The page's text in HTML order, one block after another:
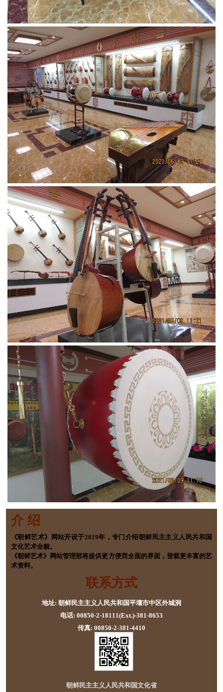
介 绍
《朝鲜艺术》网站开设于2019年，专门介绍朝鲜民主主义人民共和国
文化艺术全貌。
《朝鲜艺术》网站管理部将提供更方便而全面的界面，登载更丰富的艺
术资料。
联系方式
地址: 朝鲜民主主义人民共和国平壤市中区外城洞
电话: 00850-2-18111(Ext.)-381-8653
传真: 00850-2-381-4410
朝鲜民主主义人民共和国文化省